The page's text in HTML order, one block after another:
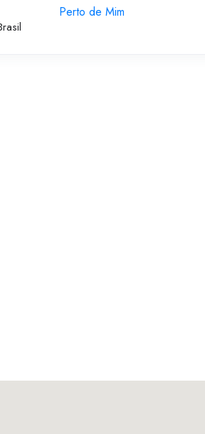
Perto de Mim